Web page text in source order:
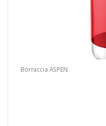
Borraccia ASPEN